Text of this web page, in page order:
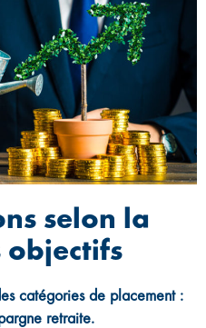
selon la
catégories de placement :
retraite.